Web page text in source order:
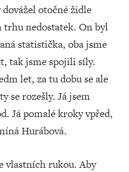
otočné židle
trhu nedostatek. On byl
statistička, oba jsme
tak jsme spojili síly.
let, za tu dobu se ale
se rozešly. Já jsem
Já pomalé kroky vpřed,
Hurábová.
vlastních rukou. Aby